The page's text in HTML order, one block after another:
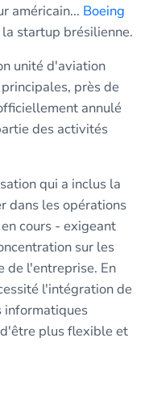
américain... Boeing
startup brésilienne.
unité d'aviation
près de
annulé
des activités
qui a inclus la
dans les opérations
cours - exigeant
sur les
de l'entreprise. En
l'intégration de
informatiques
plus flexible et